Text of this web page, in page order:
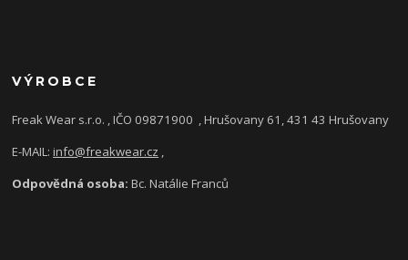
VÝROBCE
Freak Wear s.r.o. , IČO 09871900 , Hrušovany 61, 431 43 Hrušovany
E-MAIL:info@freakwear.cz ,
Odpovědná osoba:Bc. Natálie Franců